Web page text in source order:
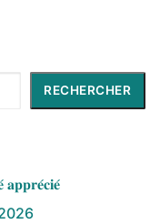
RECHERCHER
𝐚𝐩𝐩𝐫𝐞́𝐜𝐢𝐞́